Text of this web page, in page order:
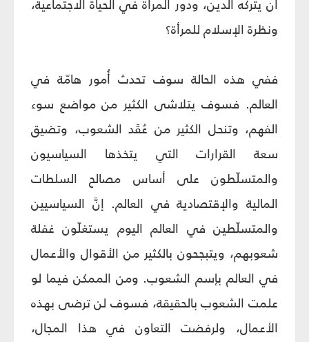
أن يتركه الدين، ودور المرأة في الحياة الاجتماعية،
ونظرة الإسلام للمرأة؟
ففي هذه الحالة سوف تحدث أُمور هامّة في
العالم. فسوف يتلاشى الكثير من مواضع سوء
الفهم، وتنحل الكثير من عُقَد الشعوب، وتضيق
سعة القرارات التي يتخذها السياسيون
والمتسلّطون على أساس مصالح السلطات
المالية والإقتصادية في العالم. إنَّ السياسيين
والمتسلّطين في العالم اليوم يستغلّون غفلة
شعوبهم، ويتبجحون بالكثير من الأقوال والأعمال
في العالم بإسم الشعوب. ومن الممكن فيما لو
علمت الشعوب بالحقيقة، فسوف لن ترضى بهذه
الأعمال، ولرفضت التعاون في هذا المجال،